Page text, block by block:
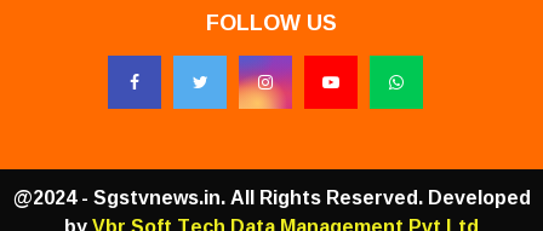
FOLLOW US
@2024 - Sgstvnews.in. All Rights Reserved. Developed